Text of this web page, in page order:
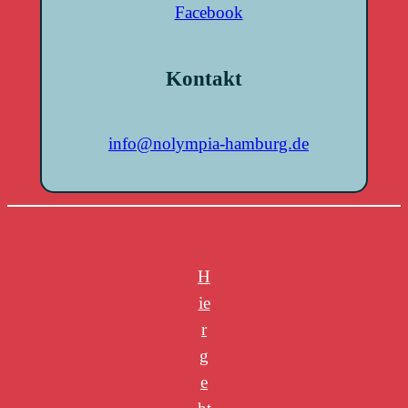
Facebook
Kontakt
info@nolympia-hamburg.de
H
ie
r
g
e